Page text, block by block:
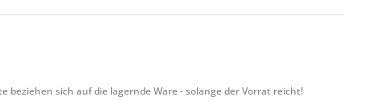
sich auf die lagernde Ware - solange der Vorrat reicht!